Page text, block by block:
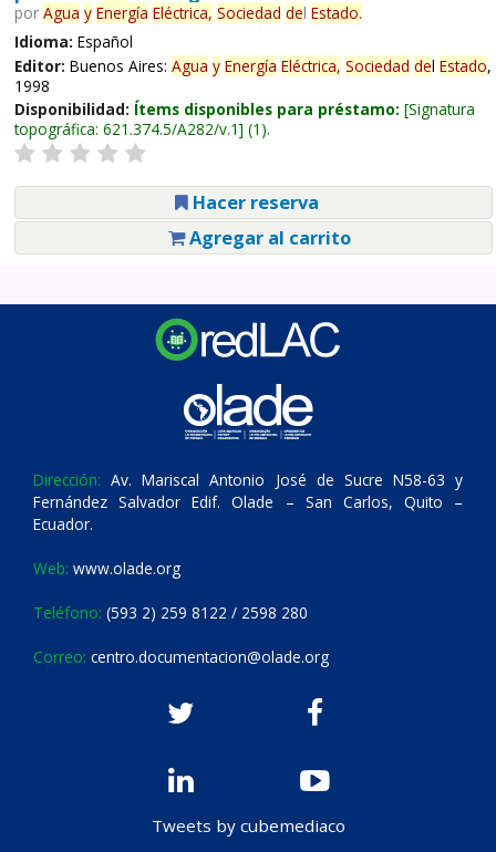
por Agua y Energía Eléctrica, Sociedad del Estado.
Idioma: Español
Editor: Buenos Aires: Agua y Energía Eléctrica, Sociedad del Estado,
1998
Disponibilidad: Ítems disponibles para préstamo: Signatura
topográfica: 621.374.5/A282/v.1 (1).
Hacer reserva
Agregar al carrito
Dirección: Av. Mariscal Antonio José de Sucre N58-63 y
Fernández Salvador Edif. Olade – San Carlos, Quito –
Ecuador.
Web: www.olade.org
Teléfono: (593 2) 259 8122 / 2598 280
Correo: centro.documentacion@olade.org
Tweets by cubemediaco